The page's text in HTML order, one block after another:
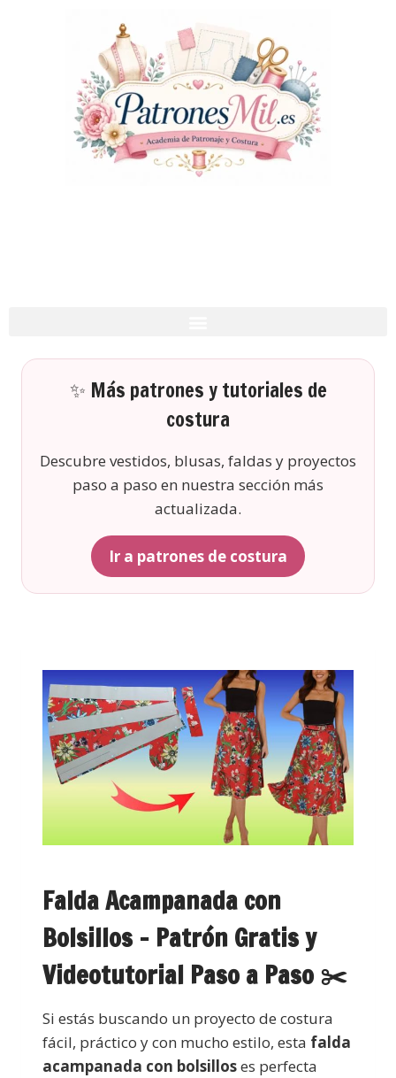
✨ Más patrones y tutoriales de
costura
Descubre vestidos, blusas, faldas y proyectos
paso a paso en nuestra sección más
actualizada.
Ir a patrones de costura
Falda Acampanada con
Bolsillos – Patrón Gratis y
Videotutorial Paso a Paso ✂️
Si estás buscando un proyecto de costura
fácil, práctico y con mucho estilo, esta falda
acampanada con bolsilloses perfecta